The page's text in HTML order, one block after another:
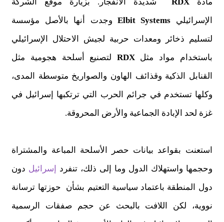
مادةRDX شديدة الانفجار. بزيارة موقع الشركة
الإسرائيلي Elbit Systems وجدت أنها بالأصل مؤسسة
لتسليم ذخائر ومعدات حربية لجيش الاحتلال الإسرائيلي
باستخدام مواد مثلRDX لتصنيع أسلحة هجومية مثل
القنابل الذكية وقذائف الهاون والصواريخ متوسطة المدى،
وكلها تستخدم في جرائم الحرب التي ترتكبها إسرائيل في
غزة لحد الإبادة الجماعية والأرض المحروقة.
استعنت بقواعد بيانات حصر الأسلحة المباعة والمشتراة
وحجمها واستهلاك الدول وما إلى ذلك، تنفرد
إسرائيل دون
دول المنطقة باعتماد سياسية التعتيم بشأن حوزتها ترسانة
نووية، لكن اللافت بالبحث عن حجم صفقات الرسمية